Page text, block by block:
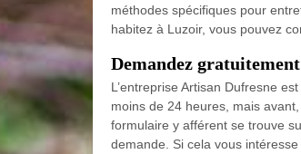
méthodes spécifiques pour
habitez à Luzoir, vous pouvez
Demandez
L’entreprise Artisan Dufresne
moins de 24 heures, mais
formulaire y afférent se trouve
demande. Si cela vous